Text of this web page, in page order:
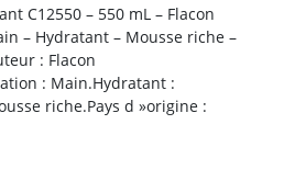
C12550 – 550 mL – Flacon
– Hydratant – Mousse riche –
: Flacon
: Main.Hydratant :
riche.Pays d »origine :